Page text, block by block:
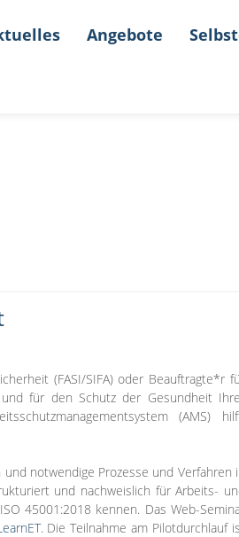
Angebote
(FASI/SIFA) oder Beauftragte*r
für den Schutz der Gesundheit
(AMS)
notwendige Prozesse und Verfahren
und nachweislich für Arbeits-
45001:2018 kennen. Das Web-
. Die Teilnahme am Pilotdurchlauf